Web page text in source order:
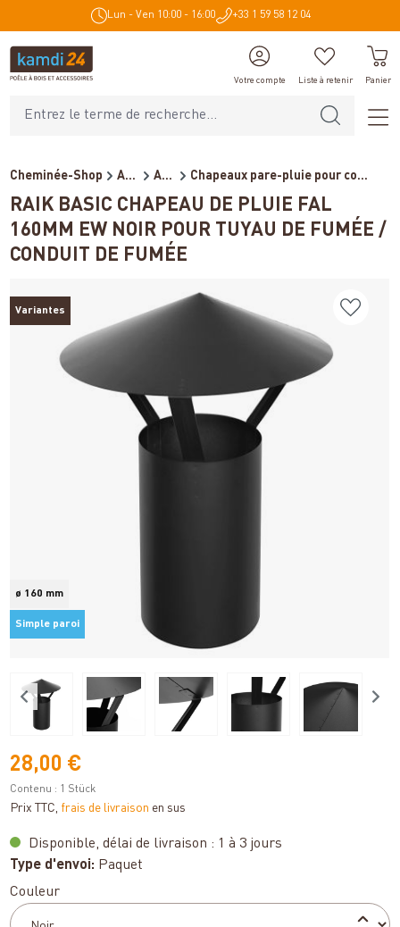
principal Lun - Ven 10:00 - 16:00 +33 1 59 58 12 04
Votre compte Liste à retenir Panier
Cheminée-Shop Accessoires de cheminée Accessoires pour conduits d... Chapeaux pare-pluie pour co...
RAIK BASIC CHAPEAU DE PLUIE FAL
160MM EW NOIR POUR TUYAU DE FUMÉE /
CONDUIT DE FUMÉE
Variantes
ø 160 mm
Simple paroi
28,00 €
Contenu : 1 Stück
Prix TTC, frais de livraison en sus
Disponible, délai de livraison : 1 à 3 jours
Type d'envoi: Paquet
Sélectionnez
Couleur